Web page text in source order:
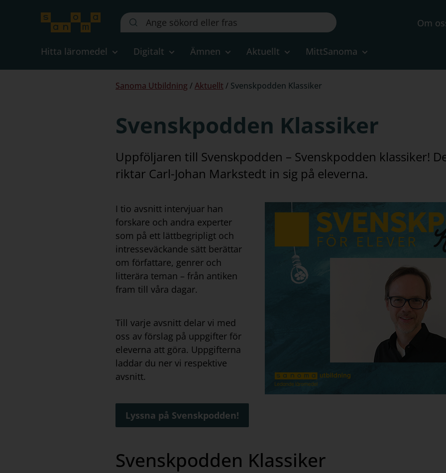
Sök
på
webbplatsen::
Om
Hitta läromedel Digitalt Ämnen Aktuellt MittSanoma
Du
Sanoma Utbildning /Aktuellt/ Svenskpodden Klassiker
Svenskpodden Klassiker
Uppföljaren till Svenskpodden – Svenskpodden klassiker!
riktar Carl-Johan Markstedt in sig på eleverna.
I tio avsnitt intervjuar han
forskare och andra experter
som på ett lättbegripligt och
intresseväckande sätt berättar
om författare, genrer och
litterära teman – från antiken
fram till våra dagar.
Till varje avsnitt delar vi med
oss av förslag på uppgifter för
eleverna att göra. Uppgifterna
laddar du ner vi respektive
avsnitt.
Lyssna på Svenskpodden!
Svenskpodden Klassiker